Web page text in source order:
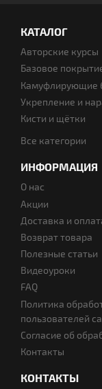
КАТАЛОГ
Авторские курсы
Базовое
Камуфлирующие
Укрепление и
Кисти и щётки
Все категории
ИНФОРМАЦИЯ
О нас
Акции
Доставка и
Возврат товара
Полезные статьи
Видеоуроки
FAQ
Политика
пользователей
Согласие об
Контакты
КОНТАКТЫ